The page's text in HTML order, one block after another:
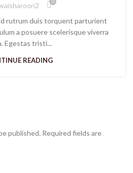
0
rutrum duis torquent parturient
a posuere scelerisque viverra
Egestas tristi...
READING
published. Required fields are